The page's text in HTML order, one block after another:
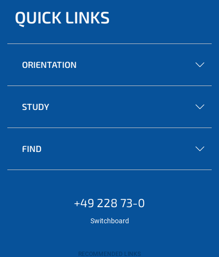
QUICK LINKS
ORIENTATION
STUDY
FIND
+49 228 73-0
Switchboard
RECOMMENDED LINKS